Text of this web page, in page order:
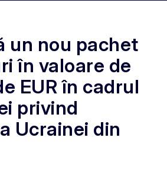
un nou pachet
în valoare de
EUR în cadrul
privind
Ucrainei din